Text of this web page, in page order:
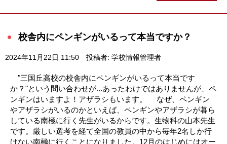
校舎内にペンギンがいるって本当ですか？
2024年11月22日 11:50 投稿者: 学校情報管理者
"三国丘高校の校舎内にペンギンがいるって本当です
か？"という問い合わせが...あったわけではありませんが、ペ
ンギンはいますよ！アザラシもいます。 なぜ、ペンギン
やアザラシがいるのかといえば、ペンギンやアザラシが暮ら
している南極に行く先生がいるからです。生物科の山本先生
です。厳しい選考を経て全国の教員の中から毎年2名しか行
けない南極に行くことになりました。12月のはじめにはオー